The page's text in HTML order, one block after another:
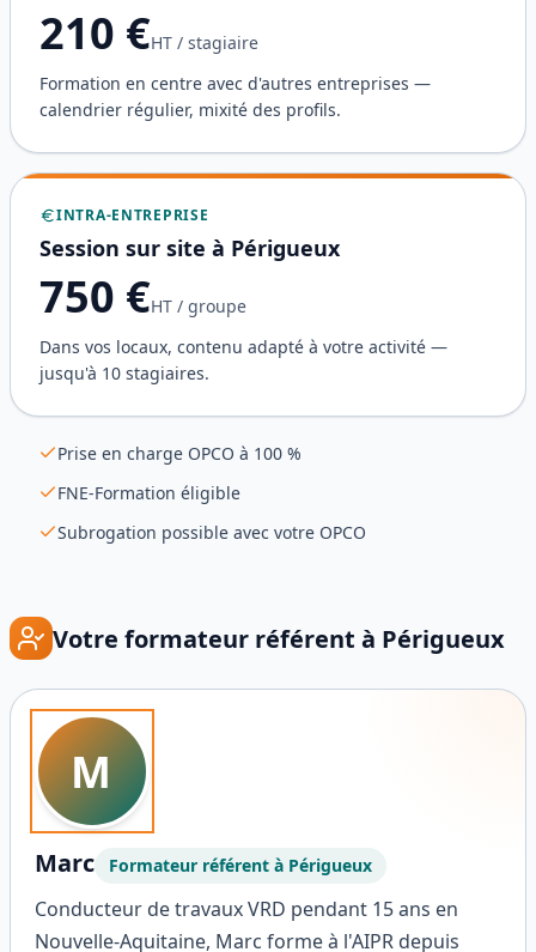
210 €HT / stagiaire
Formation en centre avec d'autres entreprises —
calendrier régulier, mixité des profils.
INTRA-ENTREPRISE
Session sur site à Périgueux
750 €HT / groupe
Dans vos locaux, contenu adapté à votre activité —
jusqu'à 10 stagiaires.
Prise en charge OPCO à 100 %
FNE-Formation éligible
Subrogation possible avec votre OPCO
Votre formateur référent à Périgueux
M
Marc Formateur référent à Périgueux
Conducteur de travaux VRD pendant 15 ans en
Nouvelle-Aquitaine, Marc forme à l'AIPR depuis